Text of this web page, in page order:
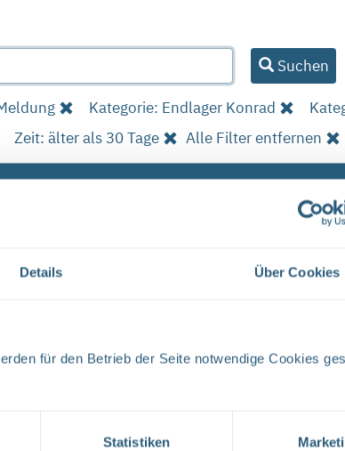
Details Über Cookies
für den Betrieb der Seite notwendige Cookies
Statistiken
Suchen
Kategorie: Endlager Konrad
Zeit: älter als 30 Tage Alle Filter entfernen
in 0 Millisekunden gefunden.Zeige Ergebnisse 1
und viele Fragen
Endlager Morsleben Endlagersuche Asse
für Strahlenschutz (BfS) hat die